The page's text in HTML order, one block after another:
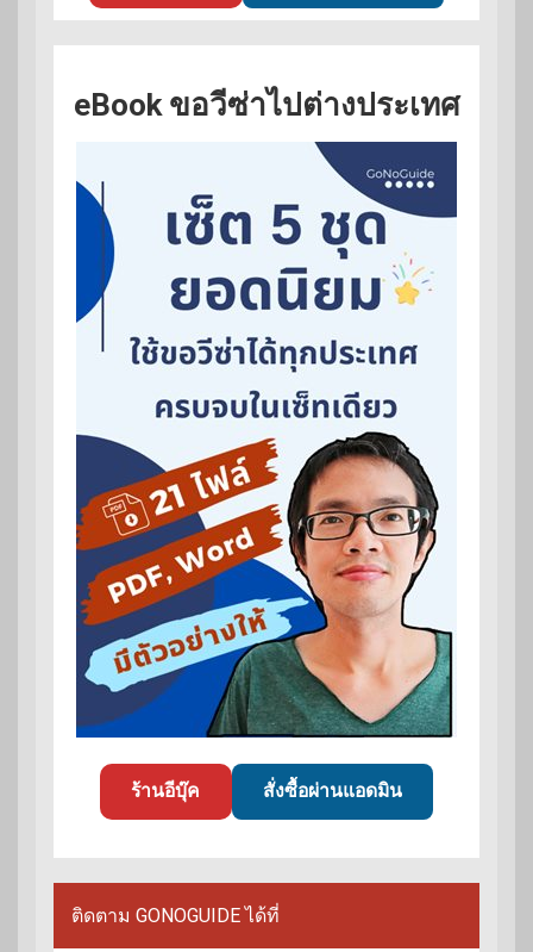
eBook ขอวีซ่าไปต่างประเทศ
ร้านอีบุ๊ค สั่งซื้อผ่านแอดมิน
ติดตาม GONOGUIDE ได้ที่